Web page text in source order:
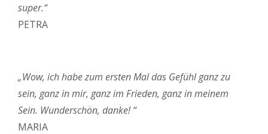
super.“
PETRA
„Wow, ich habe zum ersten Mal das Gefühl ganz zu
sein, ganz in mir, ganz im Frieden, ganz in meinem
Sein. Wunderschön, danke! “
MARIA